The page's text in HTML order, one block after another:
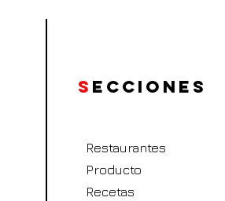
S ecciones
Restaurantes
Producto
Recetas